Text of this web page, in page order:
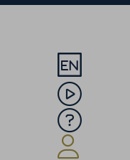
Sprache
Mediathek
Hilfe